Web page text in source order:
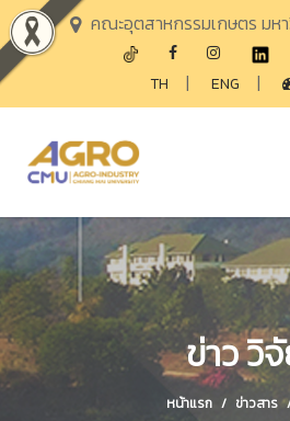
คณะอุตสาหกรรมเกษตร มหา
TH | ENG |
ข่าว วิ
หน้าแรก ข่าวสาร